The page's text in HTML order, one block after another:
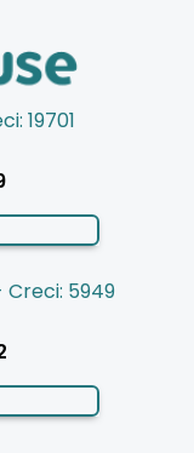
19701
5949